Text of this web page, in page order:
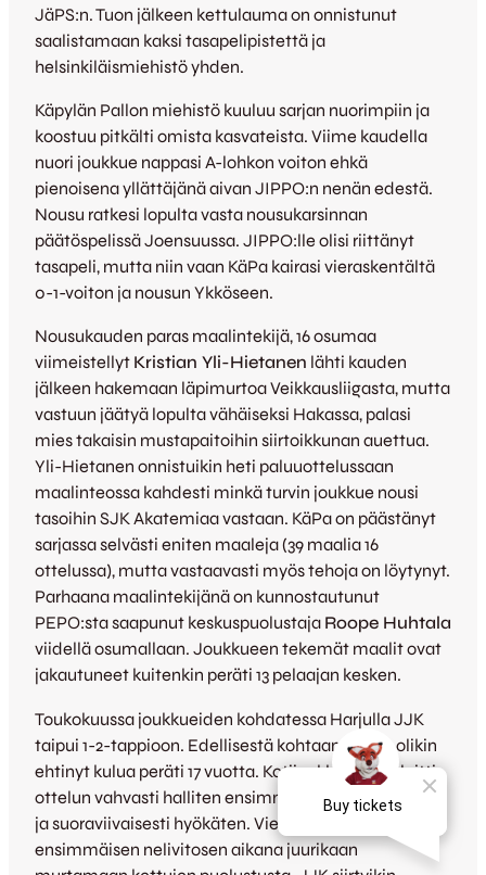
JäPS:n. Tuon jälkeen kettulauma on onnistunut
saalistamaan kaksi tasapelipistettä ja
helsinkiläismiehistö yhden.
Käpylän Pallon miehistö kuuluu sarjan nuorimpiin ja
koostuu pitkälti omista kasvateista. Viime kaudella
nuori joukkue nappasi A-lohkon voiton ehkä
pienoisena yllättäjänä aivan JIPPO:n nenän edestä.
Nousu ratkesi lopulta vasta nousukarsinnan
päätöspelissä Joensuussa. JIPPO:lle olisi riittänyt
tasapeli, mutta niin vaan KäPa kairasi vieraskentältä
0-1-voiton ja nousun Ykköseen.
Nousukauden paras maalintekijä, 16 osumaa
viimeistellyt Kristian Yli-Hietanen lähti kauden
jälkeen hakemaan läpimurtoa Veikkausliigasta, mutta
vastuun jäätyä lopulta vähäiseksi Hakassa, palasi
mies takaisin mustapaitoihin siirtoikkunan auettua.
Yli-Hietanen onnistuikin heti paluuottelussaan
maalinteossa kahdesti minkä turvin joukkue nousi
tasoihin SJK Akatemiaa vastaan. KäPa on päästänyt
sarjassa selvästi eniten maaleja (39 maalia 16
ottelussa), mutta vastaavasti myös tehoja on löytynyt.
Parhaana maalintekijänä on kunnostautunut
PEPO:sta saapunut keskuspuolustaja Roope Huhtala
viidellä osumallaan. Joukkueen tekemät maalit ovat
jakautuneet kuitenkin peräti 13 pelaajan kesken.
Toukokuussa joukkueiden kohdatessa Harjulla JJK
taipui 1-2-tappioon. Edellisestä kohtaamisesta olikin
ehtinyt kulua peräti 17 vuotta. Kotijoukkue JJK aloitti
ottelun vahvasti halliten ensimmäistä jaksoa selvästi
ja suoraviivaisesti hyökäten. Vierasjoukkue ei päässyt
ensimmäisen nelivitosen aikana juurikaan